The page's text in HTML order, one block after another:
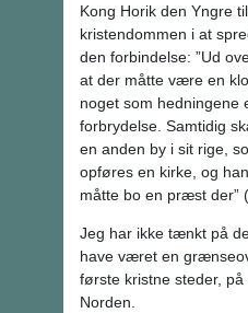
Kong Horik den Yngre
kristendommen i at
den forbindelse: ”Ud
at der måtte være en
noget som hedningene
forbrydelse. Samtidig
en anden by i sit rige,
opføres en kirke, og
måtte bo en præst der”
Jeg har ikke tænkt på
have været en
første kristne steder,
Norden.